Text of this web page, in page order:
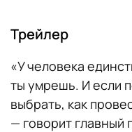
Трейлер
«У человека
ты умрешь. И если
выбрать, как
— говорит главный